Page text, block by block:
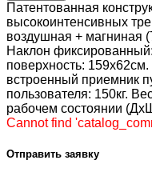
Патентованная
высокоинтенсивных
воздушная + магниная
Наклон
поверхность:
встроенный приемник
пользователя: 150кг.
рабочем состоянии
Cannot find
Отправить заявку